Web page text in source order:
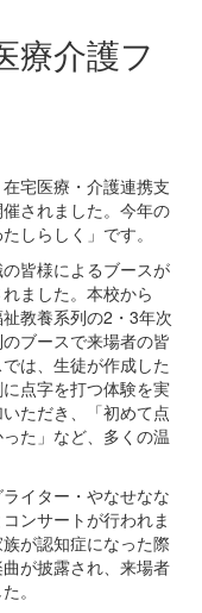
療介護フ
宅医療・介護連携支
されました。今年の
しらしく」です。
皆様によるブースが
ました。本校から
教養系列の2・3年次
ブースで来場者の皆
は、生徒が作成した
点字を打つ体験を実
ただき、「初めて点
た」など、多くの温
イター・やなせなな
ンサートが行われま
が認知症になった際
が披露され、来場者
。